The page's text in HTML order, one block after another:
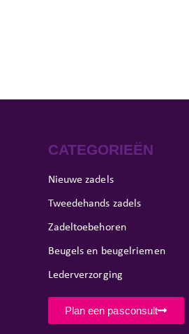
CATEGORIEËN
Nieuwe zadels
Tweedehands zadels
Zadeltoebehoren
Beugels en beugelriemen
Lederverzorging
Plan een pasconsult